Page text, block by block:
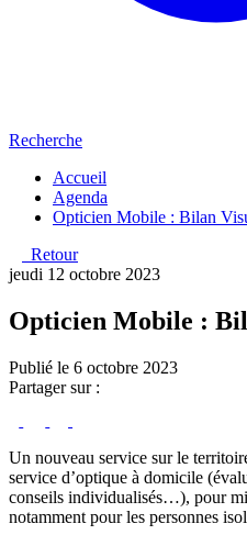
Recherche
Accueil
Agenda
Opticien Mobile : Bilan
Retour
jeudi 12 octobre 2023
Opticien Mobile :
Publié le 6 octobre 2023
Partager sur :
Un nouveau service sur le
service d’optique à domicile
conseils individualisés…), pour
notamment pour les personnes